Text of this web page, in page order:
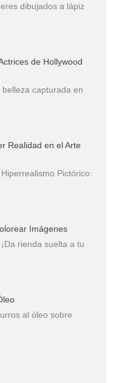
dibujados a lápiz
de Hollywood
capturada en
Realidad en el Arte
Pictórico:
Imágenes
rienda suelta a tu
al óleo sobre